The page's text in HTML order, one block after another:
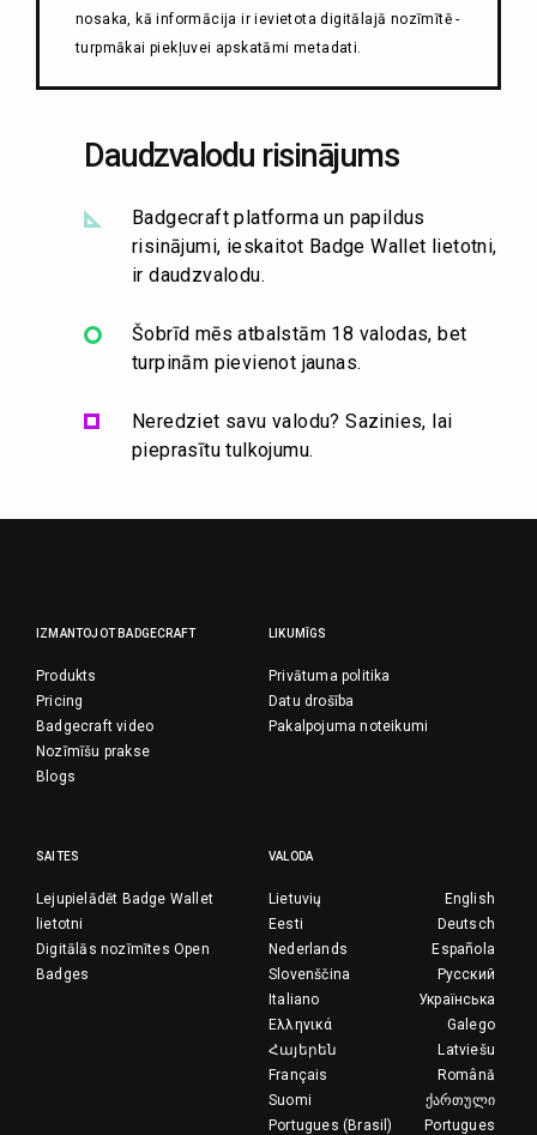
nosaka, kā informācija ir ievietota digitālajā nozīmītē -
turpmākai piekļuvei apskatāmi metadati.
Daudzvalodu risinājums
Badgecraft platforma un papildus
risinājumi, ieskaitot Badge Wallet lietotni,
ir daudzvalodu.
Šobrīd mēs atbalstām 18 valodas, bet
turpinām pievienot jaunas.
Neredziet savu valodu? Sazinies, lai
pieprasītu tulkojumu.
IZMANTOJOT BADGECRAFT
Produkts
Pricing
Badgecraft video
Nozīmīšu prakse
Blogs
LIKUMĪGS
Privātuma politika
Datu drošība
Pakalpojuma noteikumi
SAITES
Lejupielādēt Badge Wallet
lietotni
Digitālās nozīmītes Open
Badges
VALODA
English
Lietuvių
Deutsch
Eesti
Española
Nederlands
Русский
Slovenščina
Українська
Italiano
Galego
Ελληνικά
Latviešu
Հայերեն
Română
Français
ქართული
Suomi
Portugues
Portugues (Brasil)